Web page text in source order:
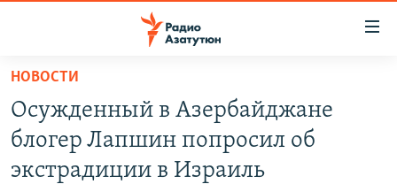
Перейти
основному
содержанию
НОВОСТИ
ПОЛИТИКА
НОВОСТИ
Осужденный в Азербайджане
блогер Лапшин попросил об
экстрадиции в Израиль